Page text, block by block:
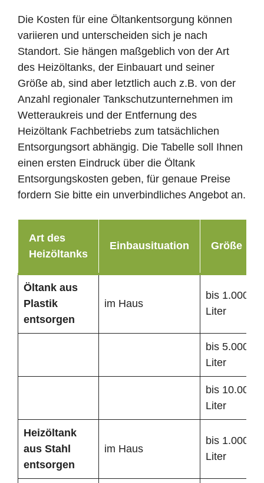
Die Kosten für eine Öltankentsorgung können
variieren und unterscheiden sich je nach
Standort. Sie hängen maßgeblich von der Art
des Heizöltanks, der Einbauart und seiner
Größe ab, sind aber letztlich auch z.B. von der
Anzahl regionaler Tankschutzunternehmen im
Wetteraukreis und der Entfernung des
Heizöltank Fachbetriebs zum tatsächlichen
Entsorgungsort abhängig. Die Tabelle soll Ihnen
einen ersten Eindruck über die Öltank
Entsorgungskosten geben, für genaue Preise
fordern Sie bitte ein unverbindliches Angebot an.
Art des
Heizöltanks
Einbausituation Größe
Öltank aus
Plastik
entsorgen
im Haus
bis 1.000
Liter
bis 5.000
Liter
bis 10.000
Liter
Heizöltank
aus Stahl
entsorgen
im Haus
bis 1.000
Liter